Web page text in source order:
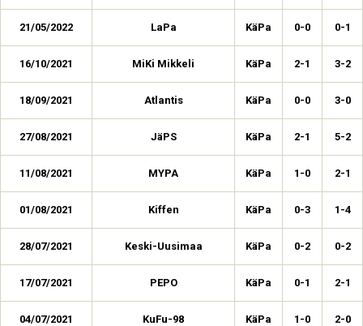
21/05/2022 LaPa KäPa 0-0 0-1
16/10/2021 MiKi Mikkeli KäPa 2-1 3-2
18/09/2021 Atlantis KäPa 0-0 3-0
27/08/2021 JäPS KäPa 2-1 5-2
11/08/2021 MYPA KäPa 1-0 2-1
01/08/2021 Kiffen KäPa 0-3 1-4
28/07/2021 Keski-Uusimaa KäPa 0-2 0-2
17/07/2021 PEPO KäPa 0-1 2-1
04/07/2021 KuFu-98 KäPa 1-0 2-0